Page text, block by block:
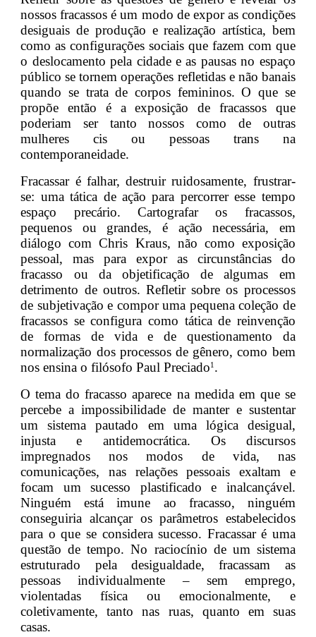
nossos fracassos é um modo de expor as condições
desiguais de produção e realização artística, bem
como as configurações sociais que fazem com que
o deslocamento pela cidade e as pausas no espaço
público se tornem operações refletidas e não banais
quando se trata de corpos femininos. O que se
propõe então é a exposição de fracassos que
poderiam ser tanto nossos como de outras
mulheres cis ou pessoas trans na
contemporaneidade.
Fracassar é falhar, destruir ruidosamente, frustrar-
se: uma tática de ação para percorrer esse tempo
espaço precário. Cartografar os fracassos,
pequenos ou grandes, é ação necessária, em
diálogo com Chris Kraus, não como exposição
pessoal, mas para expor as circunstâncias do
fracasso ou da objetificação de algumas em
detrimento de outros. Refletir sobre os processos
de subjetivação e compor uma pequena coleção de
fracassos se configura como tática de reinvenção
de formas de vida e de questionamento da
normalização dos processos de gênero, como bem
nos ensina o filósofo Paul Preciado1 .
O tema do fracasso aparece na medida em que se
percebe a impossibilidade de manter e sustentar
um sistema pautado em uma lógica desigual,
injusta e antidemocrática. Os discursos
impregnados nos modos de vida, nas
comunicações, nas relações pessoais exaltam e
focam um sucesso plastificado e inalcançável.
Ninguém está imune ao fracasso, ninguém
conseguiria alcançar os parâmetros estabelecidos
para o que se considera sucesso. Fracassar é uma
questão de tempo. No raciocínio de um sistema
estruturado pela desigualdade, fracassam as
pessoas individualmente – sem emprego,
violentadas física ou emocionalmente, e
coletivamente, tanto nas ruas, quanto em suas
casas.